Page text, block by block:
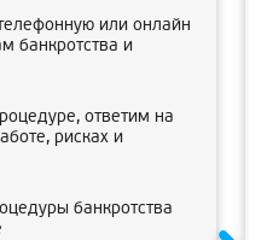
или онлайн
банкротства и
ответим на
рисках и
банкротства